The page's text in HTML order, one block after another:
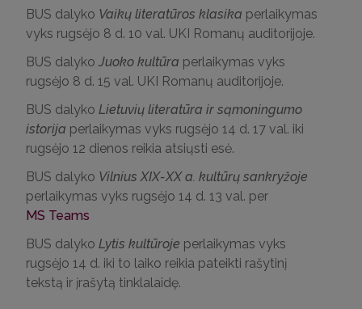
BUS dalyko Vaikų literatūros klasika perlaikymas
vyks rugsėjo 8 d. 10 val. UKI Romanų auditorijoje.
BUS dalyko Juoko kultūra perlaikymas vyks
rugsėjo 8 d. 15 val. UKI Romanų auditorijoje.
BUS dalyko Lietuvių literatūra ir sąmoningumo
istorija perlaikymas vyks rugsėjo 14 d. 17 val. iki
rugsėjo 12 dienos reikia atsiųsti esė.
BUS dalyko Vilnius XIX-XX a. kultūrų sankryžoje
perlaikymas vyks rugsėjo 14 d. 13 val. per
MS Teams
BUS dalyko Lytis kultūroje perlaikymas vyks
rugsėjo 14 d. iki to laiko reikia pateikti rašytinį
tekstą ir įrašytą tinklalaidę.